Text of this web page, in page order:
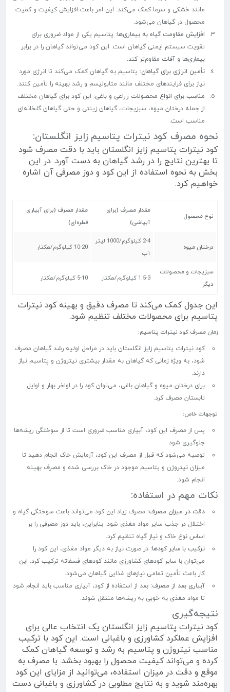
مانند خشکی و سرما کمک می‌کند. این امر باعث افزایش کیفیت و کمیت
محصول در گیاهان می‌شود.
افزایش مقاومت گیاه به بیماری‌ها: پتاسیم یکی از مواد ضروری برای
تقویت سیستم ایمنی گیاهان است. این کود می‌تواند گیاهان را در برابر
بیماری‌ها و آفات مقاوم‌تر کند.
تأمین انرژی برای گیاهان: پتاسیم به گیاهان کمک می‌کند تا انرژی مورد
نیاز برای فرایندهای مختلف مانند متابولیسم و رشد بهینه را تأمین کنند.
مناسب برای انواع محصولات زراعی و باغی: این کود برای گیاهان مختلف
از جمله درختان میوه، سبزیجات، گیاهان زینتی و حتی گیاهان گلخانه‌ای
مناسب است.
نحوه مصرف کود نیترات پتاسیم زایز انگلستان:
کود نیترات پتاسیم زایز انگلستان باید با دقت مصرف شود
تا بهترین نتایج را در رشد گیاهان به دست آورد. در این
بخش به نحوه استفاده از این کود و دوز مصرفی آن اشاره
خواهیم کرد.
نوع محصول
مقدار مصرف (برای
آبپاشی)
مقدار مصرف (برای آبیاری
قطره‌ای)
درختان میوه
2-4 کیلوگرم/1000 لیتر
آب
10-20 کیلوگرم/هکتار
سبزیجات و محصولات
دیگر
1.5-3 کیلوگرم/هکتار 5-10 کیلوگرم/هکتار
این جدول کمک می‌کند تا مصرف دقیق و بهینه کود نیترات
پتاسیم برای محصولات مختلف تنظیم شود.
زمان مصرف کود نیترات پتاسیم:
کود نیترات پتاسیم زایز انگلستان باید در مراحل اولیه رشد گیاهان مصرف
شود، به ویژه زمانی که گیاهان به مقدار بیشتری نیتروژن و پتاسیم نیاز
دارند.
برای درختان میوه و گیاهان باغی، می‌توان کود را در اواخر بهار و اوایل
تابستان مصرف کرد.
توجهات خاص:
پس از مصرف این کود، آبیاری مناسب ضروری است تا از سوختگی ریشه‌ها
جلوگیری شود.
توصیه می‌شود که قبل از مصرف این کود، آزمایش خاک انجام دهید تا
میزان نیتروژن و پتاسیم موجود در خاک بررسی شده و مصرف بهینه
انجام شود.
نکات مهم در استفاده:
دقت در میزان مصرف: مصرف زیاد این کود می‌تواند باعث سوختگی گیاه و
اختلال در جذب سایر مواد مغذی شود. بنابراین، باید دوز مصرفی را بر
اساس نوع خاک و نیاز گیاه تنظیم کرد.
ترکیب با سایر کودها: در صورت نیاز به دیگر مواد مغذی، این کود را
می‌توان با سایر کودهای کشاورزی مانند کودهای فسفاته ترکیب کرد. این
کار باعث تأمین تمامی نیازهای غذایی گیاهان می‌شود.
آبیاری بعد از مصرف: بعد از استفاده از کود، آبیاری مناسب باید انجام شود
تا مواد مغذی به خوبی به ریشه‌ها منتقل شوند.
نتیجه‌گیری
کود نیترات پتاسیم زایز انگلستان یک انتخاب عالی برای
افزایش عملکرد کشاورزی و باغبانی است. این کود با ترکیب
مناسب نیتروژن و پتاسیم به رشد و توسعه گیاهان کمک
کرده و می‌تواند کیفیت محصول را بهبود بخشد. با مصرف به
موقع و دقت در میزان استفاده، می‌توانید از مزایای این کود
بهره‌مند شوید و به نتایج مطلوبی در کشاورزی و باغبانی دست